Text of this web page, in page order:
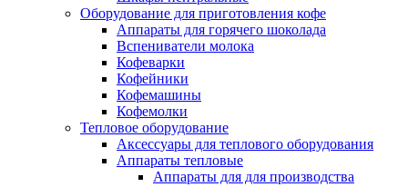
Оборудование для приготовления кофе
Аппараты для горячего шоколада
Вспениватели молока
Кофеварки
Кофейники
Кофемашины
Кофемолки
Тепловое оборудование
Аксессуары для теплового оборудования
Аппараты тепловые
Аппараты для для производства